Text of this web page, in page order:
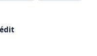
Cyrille-de-